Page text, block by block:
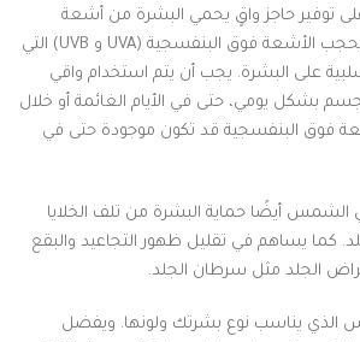
توفير حاجز واقٍ يحمي البشرة من أشعة
الشمس الضارة. فهو يحجب الأشعة فوق البنفسجية (UVA و UVB) التي
على البشرة. يجب أن يتم استخدام واقي
بشكل يومي، حتى في الأيام الغائمة أو خلال
فوق البنفسجية قد تكون موجودة حتى في
الشمس أيضًا حماية البشرة من تلف الخلايا
كما يساهم في تقليل ظهور التجاعيد والبقع
الجلد مثل سرطان الجلد.
الذي يناسب نوع بشرتك ولونها. ويفضل